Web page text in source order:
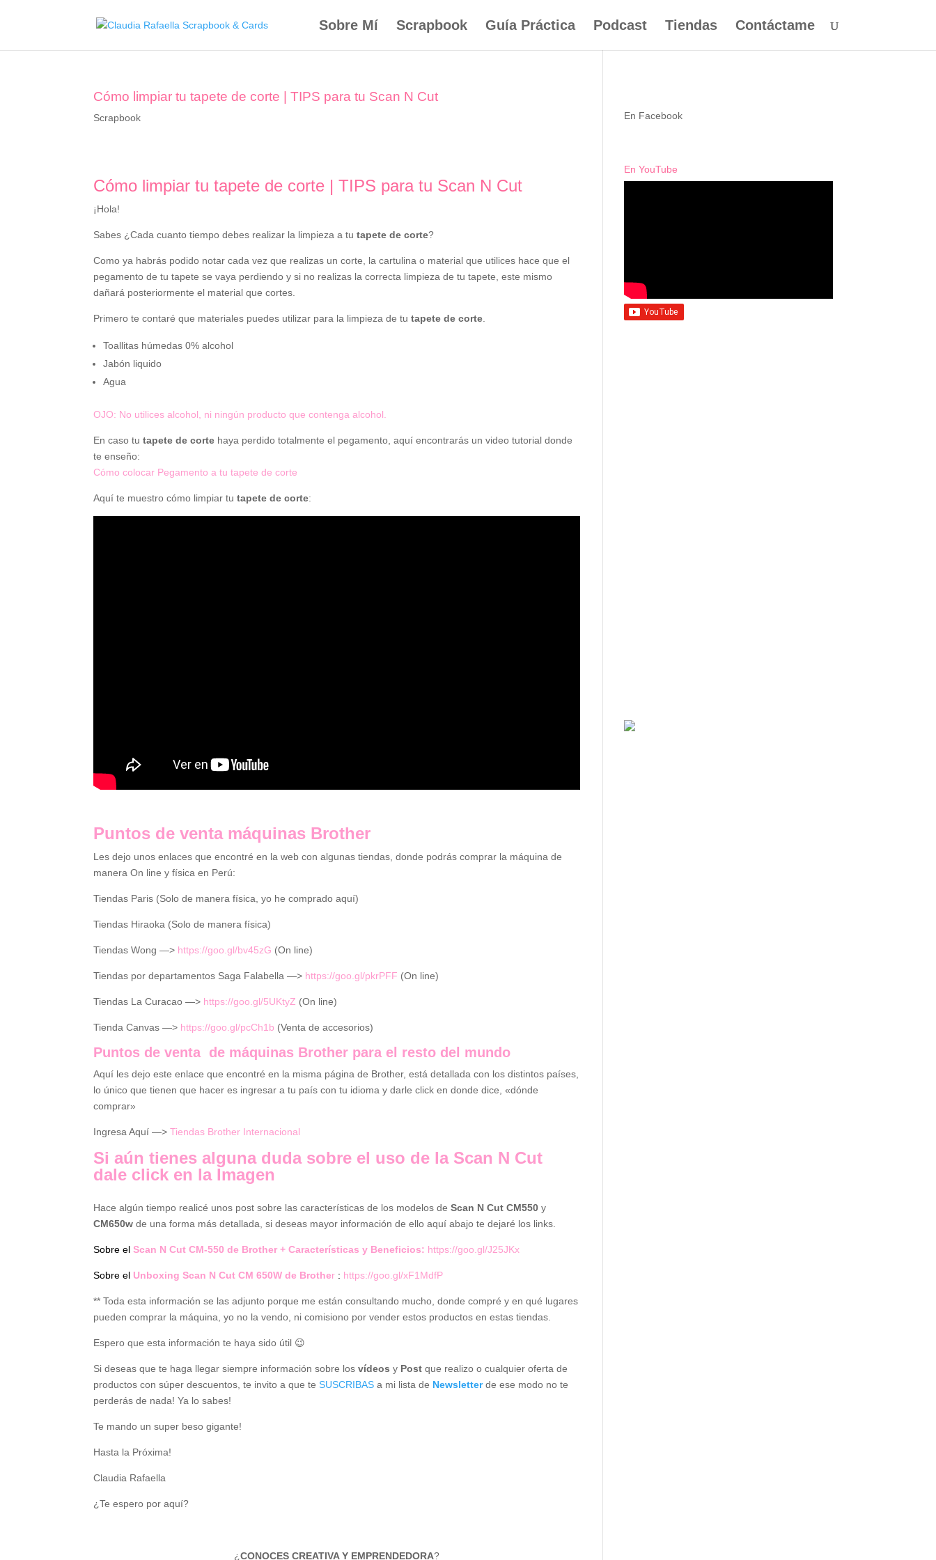
Sobre Mí Scrapbook Guía Práctica Podcast Tiendas Contáctame
Cómo limpiar tu tapete de corte | TIPS para tu Scan N Cut
Scrapbook
Cómo limpiar tu tapete de corte | TIPS para tu Scan N Cut
¡Hola!
Sabes ¿Cada cuanto tiempo debes realizar la limpieza a tutapete de corte?
Como ya habrás podido notar cada vez que realizas un corte, la cartulina o material que utilices hace que el
pegamento de tu tapete se vaya perdiendo y si no realizas la correcta limpieza de tu tapete, este mismo
dañará posteriormente el material que cortes.
Primero te contaré que materiales puedes utilizar para la limpieza de tutapete de corte
Toallitas húmedas 0% alcohol
Jabón liquido
Agua
OJO: No utilices alcohol, ni ningún producto que contenga alcohol.
En caso tutapete de corte haya perdido totalmente el pegamento, aquí encontrarás un video tutorial donde
te enseño:
Cómo colocar Pegamento a tu tapete de corte
Aquí te muestro cómo limpiar tutapete de corte:
Puntos de venta máquinas Brother
Les dejo unos enlaces que encontré en la web con algunas tiendas, donde podrás comprar la máquina de
manera On line y física en Perú:
Tiendas Paris (Solo de manera física, yo he comprado aquí)
Tiendas Hiraoka (Solo de manera física)
Tiendas Wong —> https://goo.gl/bv45zG (On line)
Tiendas por departamentos Saga Falabella —> https://goo.gl/pkrPFF (On line)
Tiendas La Curacao —> https://goo.gl/5UKtyZ (On line)
Tienda Canvas —> https://goo.gl/pcCh1b (Venta de accesorios)
Puntos de venta de máquinas Brother para el resto del mundo
Aquí les dejo este enlace que encontré en la misma página de Brother, está detallada con los distintos países,
lo único que tienen que hacer es ingresar a tu país con tu idioma y darle click en donde dice, «dónde
comprar»
Ingresa Aquí —>Tiendas Brother Internacional
Si aún tienes alguna duda sobre el uso de la Scan N Cut
dale click en la Imagen
Hace algún tiempo realicé unos post sobre las características de los modelos deScan N Cut CM550 y
CM650w de una forma más detallada, si deseas mayor información de ello aquí abajo te dejaré los links.
Sobre elScan N Cut CM-550 de Brother + Características y Beneficios: https://goo.gl/J25JKx
Sobre el Unboxing Scan N Cut CM 650W de Brother : https://goo.gl/xF1MdfP
** Toda esta información se las adjunto porque me están consultando mucho, donde compré y en qué lugares
pueden comprar la máquina, yo no la vendo, ni comisiono por vender estos productos en estas tiendas.
Espero que esta información te haya sido útil 😉
Si deseas que te haga llegar siempre información sobre losvídeos y Post que realizo o cualquier oferta de
productos con súper descuentos, te invito a que teSUSCRIBAS a mi lista de Newsletterde ese modo no te
perderás de nada! Ya lo sabes!
Te mando un super beso gigante!
Hasta la Próxima!
Claudia Rafaella
¿Te espero por aquí?
¿CONOCES CREATIVA Y EMPRENDEDORA?
En Facebook
En YouTube